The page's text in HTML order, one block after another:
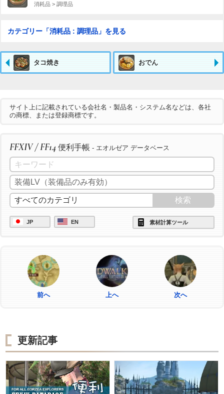
消耗品 > 調理品
カテゴリー「消耗品 : 調理品」を見る
タコ焼き おでん
サイト上に記載されている会社名・製品名・システム名などは、各社
の商標、または登録商標です。
FFXIV / FF14 便利手帳 - エオルゼア データベース
JP EN 素材計算ツール
前へ 上へ 次へ
更新記事